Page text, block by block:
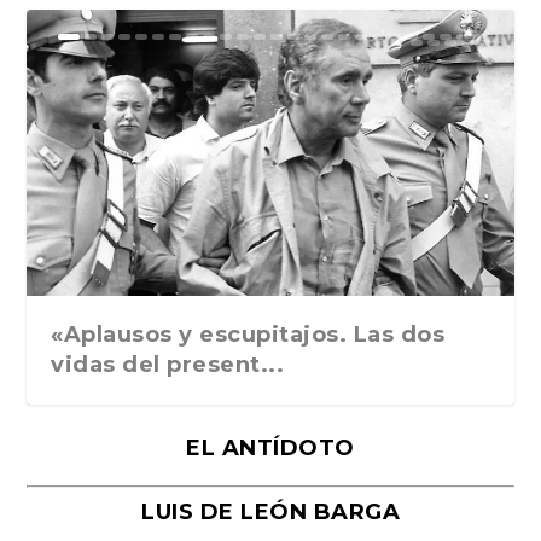
Ground Rules. Alejan...
«Rafael: Poesía subl...
Bienvenidos al circo...
Georges de La Tour. ...
Robert Capa: la hist...
«Aplausos y escupitajos. Las dos
vidas del present...
EL ANTÍDOTO
LUIS DE LEÓN BARGA